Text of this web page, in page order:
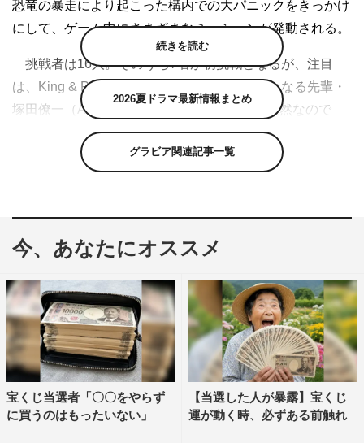
恐竜の暴走により起こった構内での大パニックをきっかけ
にして、ゲーム中にさまざまなミッションが発動される。
挑戦者は16人。そのうち7名が初挑戦となるが、注目
は、King & Princeの髙橋海人。2回目の挑戦となる先輩・
塚田僚一（A.B.C-Z）は、「海人はけっこう天然なので
『逃走中』に一番向いていないジャニーズと言っても過言
ではない」と分析。髙橋本人も、初めてハンターを目の当
ム開始早々に弱音を吐くが、19歳という若さを武器に最後
まで逃げ切れることができるか。
そして、元K-1世界王者の魔裟斗も初参戦。「39（歳）
ですけど、体は今キレキレで、かなり調子はいい。追って
きても、ある程度だったら逃げられる自信があります」と
自信満々。
さらに、同じく初挑戦の青山テルマ、桐山漣、堀田茜、
岡崎紗絵、はら（ゆにばーす）も、賞金獲得を目指して全
続きを読む
2026夏ドラマ最新情報まとめ
グラビア関連記事一覧
今、あなたにオススメ
宝くじ当選者「〇〇をやらず
に買うのはもったいない」
【当選した人が暴露】宝くじ
運が動く時、必ずある前触れ